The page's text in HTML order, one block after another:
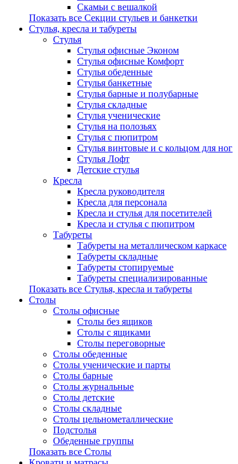
Скамьи с вешалкой
Показать все Секции стульев и банкетки
Стулья, кресла и табуреты
Стулья
Стулья офисные Эконом
Стулья офисные Комфорт
Стулья обеденные
Стулья банкетные
Стулья барные и полубарные
Стулья складные
Стулья ученические
Стулья на полозьях
Стулья с пюпитром
Стулья винтовые и с кольцом для ног
Стулья Лофт
Детские стулья
Кресла
Кресла руководителя
Кресла для персонала
Кресла и стулья для посетителей
Кресла и стулья с пюпитром
Табуреты
Табуреты на металлическом каркасе
Табуреты складные
Табуреты стопируемые
Табуреты специализированные
Показать все Стулья, кресла и табуреты
Столы
Столы офисные
Столы без ящиков
Столы с ящиками
Столы переговорные
Столы обеденные
Столы ученические и парты
Столы барные
Столы журнальные
Столы детские
Столы складные
Столы цельнометаллические
Подстолья
Обеденные группы
Показать все Столы